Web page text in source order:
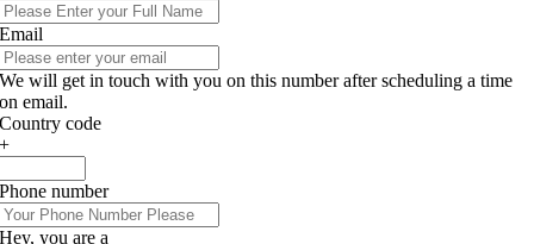
Email
We will get in touch with you on this number after scheduling a time
on email.
Country code
+
Phone number
Hey, you are a